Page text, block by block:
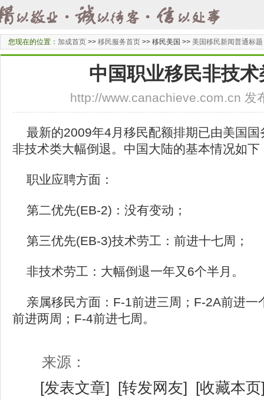
您现在的位置： 加成首页 >> 移民服务首页 >> 移民美国 >> 美国移民新闻普通标题
中国职业移民非技
http://www.canachieve.com.cn 发
最新的2009年4月移民配额排期已由美国国
非技术类大幅倒退。中国大陆的基本情况如下
职业应聘方面：
第二优先(EB-2)：没有变动；
第三优先(EB-3)技术劳工：前进十七周；
非技术劳工：大幅倒退一年又6个半月。
亲属移民方面：F-1前进三周；F-2A前进一
前进两周；F-4前进七周。
来源：
[发表文章] [转发网友] [收藏本页